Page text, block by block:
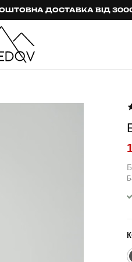
ДОСТАВКА ВІД 3000 ГРН.